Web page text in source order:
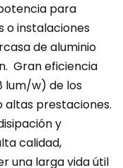
desde
675,00 €
hasta
730,00 €
para
o instalaciones
de aluminio
Gran eficiencia
lum/w) de los
altas prestaciones.
y
calidad,
una larga vida útil